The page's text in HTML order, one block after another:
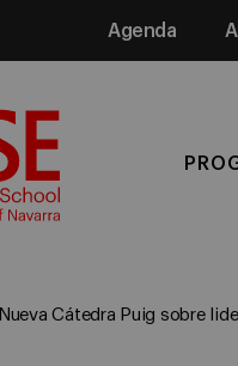
Agenda
Nueva Cátedra Puig sobre